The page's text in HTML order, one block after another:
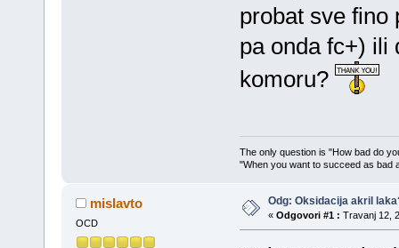
probat sve fino
pa onda fc+) ili
komoru?
The only question is "How bad do
"When you want to succeed as bad
mislavto
OCD
Odg: Oksidacija akril
« Odgovori #1 : Travanj 12,